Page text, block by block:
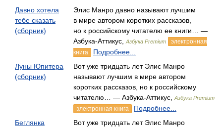
Давно хотела
тебе сказать
(сборник)
Элис Манро давно называют лучшим
в мире автором коротких рассказов,
но к российскому читателю ее книги… —
Азбука-Аттикус,
Азбука Premium
электронная
книга
Подробнее...
Луны Юпитера
(сборник)
Вот уже тридцать лет Элис Манро
называют лучшим в мире автором
коротких рассказов, но к российскому
читателю… — Азбука-Аттикус,
Азбука Premium
электронная книга
Подробнее...
Беглянка
Вот уже тридцать лет Элис Манро